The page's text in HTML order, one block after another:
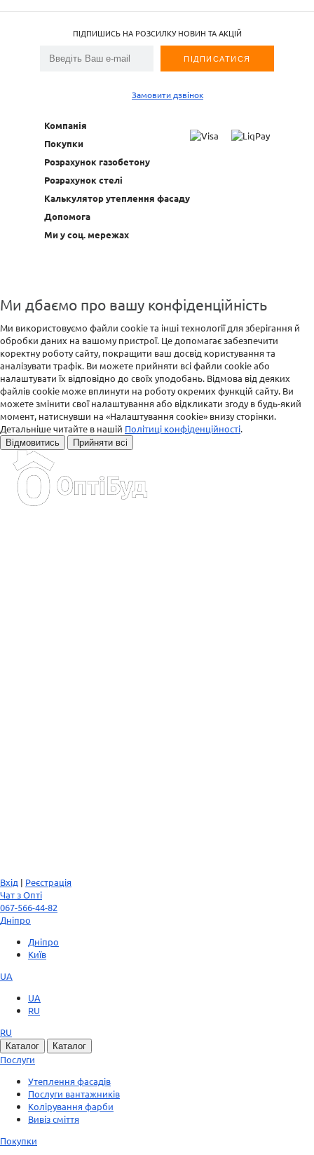
ПІДПИШИСЬ НА РОЗСИЛКУ НОВИН ТА АКЦІЙ
Замовити дзвінок
Компанія
Покупки
Розрахунок газобетону
Розрахунок стелі
Калькулятор утеплення фасаду
Допомога
Ми у соц. мережах
Ми дбаємо про вашу конфіденційність
Ми використовуємо файли cookie та інші технології для зберігання й
обробки даних на вашому пристрої. Це допомагає забезпечити
коректну роботу сайту, покращити ваш досвід користування та
аналізувати трафік. Ви можете прийняти всі файли cookie або
налаштувати їх відповідно до своїх уподобань. Відмова від деяких
файлів cookie може вплинути на роботу окремих функцій сайту. Ви
можете змінити свої налаштування або відкликати згоду в будь-який
момент, натиснувши на «Налаштування cookie» внизу сторінки.
Детальніше читайте в нашій Політиці конфіденційності.
Відмовитись Прийняти всі
Вхід | Реєстрація
Чат з Опті
067-566-44-82
Дніпро
Дніпро
Київ
UA
UA
RU
RU
Каталог Каталог
Послуги
Утеплення фасадів
Послуги вантажників
Колірування фарби
Вивіз сміття
Покупки